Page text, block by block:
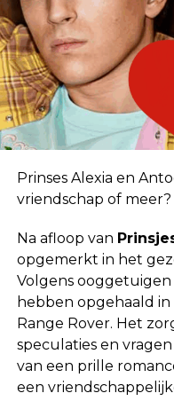
Prinses Alexia en
vriendschap of meer?
Na afloop van
opgemerkt in het
Volgens
hebben opgehaald
Range Rover. Het
speculaties en vragen
van een prille
een